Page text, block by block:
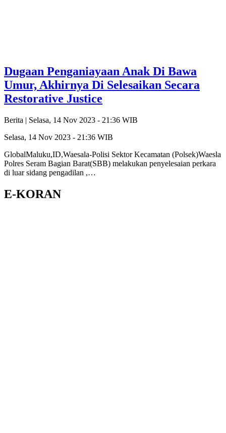
Dugaan Penganiayaan Anak Di Bawa
Umur, Akhirnya Di Selesaikan Secara
Restorative Justice
Berita | Selasa, 14 Nov 2023 - 21:36 WIB
Selasa, 14 Nov 2023 - 21:36 WIB
GlobalMaluku,ID,Waesala-Polisi Sektor Kecamatan (Polsek)Waesla
Polres Seram Bagian Barat(SBB) melakukan penyelesaian perkara
di luar sidang pengadilan ,…
E-KORAN